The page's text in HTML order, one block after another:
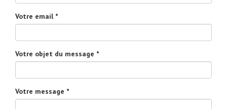
Votre email *
Votre objet du message *
Votre message *